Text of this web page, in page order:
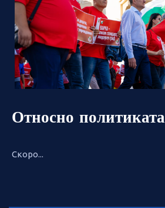
Относно политиката
Скоро...